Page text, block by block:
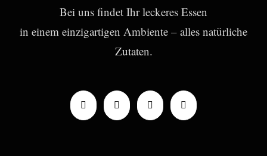
Bei uns findet Ihr leckeres Essen
in einem einzigartigen Ambiente – alles natürliche
Zutaten.